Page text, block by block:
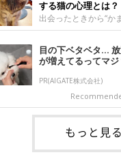
にならないように設
しょう。首を深く折
関節や食道への負
の山口みき先生に伺い
変化だけで判断せず
てねこのきもち投稿
ように見えることが
き声だけで原因を決
や環境の変化を
すぎることも。暑さ
すぎ対策もしっかり
す。今回は獣医師の
えすぎを防ぐ4つの対
ました。（1） 冷房の
行き来できるように
写真ギャラリー猫が
冷気から逃れる「逃
ましょう。冷房の効
へも自由に行き来で
が通れる程度に
する猫の心理とは
出会ったときから“か
猫。譲渡会での小鉄
＠Tore_2021ご紹介
Twitter）ユーザー＠
猫・小鉄くんです。
小鉄くんは元保護猫
ん： 「ペット可の
たので、ずっと飼い
2016年末に譲渡会に
出会ったのが小鉄で
1才くらいだったので
ジの中を覗いている
目の下ベタベタ… 放
が増えてるってマジ
PR(AIGATE株式会社)
もっと見る